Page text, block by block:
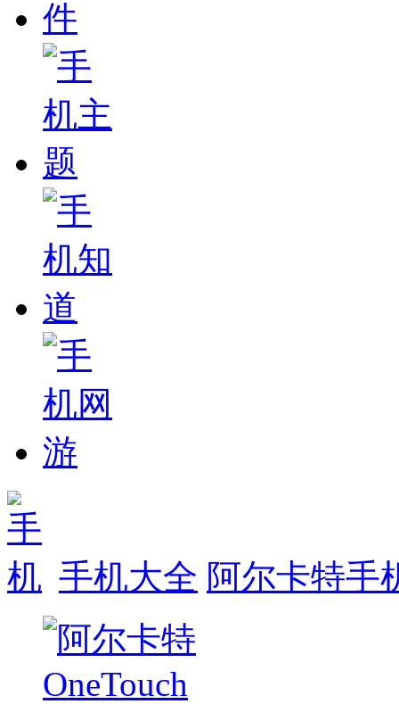
手机大全 阿尔卡特手